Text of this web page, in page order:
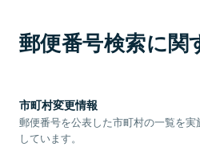
郵便番号検索に関
市町村変更情報
郵便番号を公表した市町村の一覧を
しています。